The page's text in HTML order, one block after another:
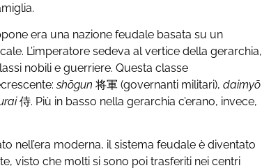
era una nazione feudale basata su un
L’imperatore sedeva al vertice della gerarchia,
nobili e guerriere. Questa classe
shōgun将軍 (governanti militari),daimyō
侍. Più in basso nella gerarchia c’erano, invece,
nell’era moderna, il sistema feudale è diventato
visto che molti si sono poi trasferiti nei centri